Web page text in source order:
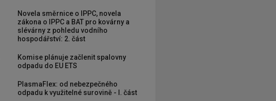
Novela směrnice o IPPC, novela
zákona o IPPC a BAT pro kovárny a
slévárny z pohledu vodního
hospodářství: 2. část
Komise plánuje začlenit spalovny
odpadu do EU ETS
PlasmaFlex: od nebezpečného
odpadu k využitelné surovině - I. část